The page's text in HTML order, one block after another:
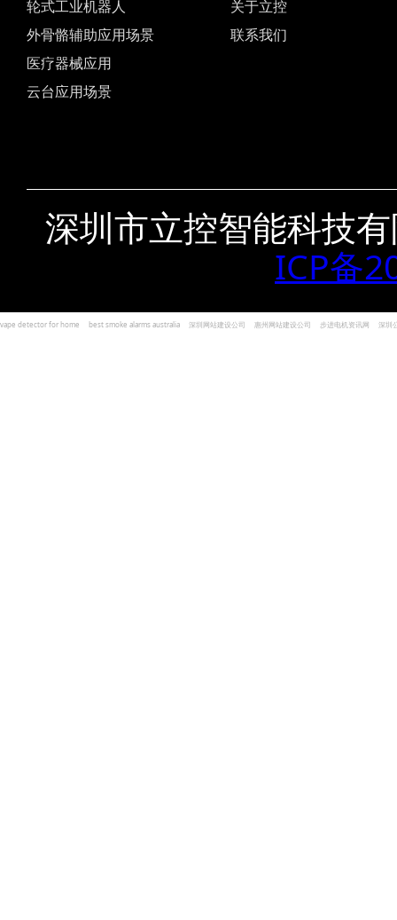
轮式工业机器人
外骨骼辅助应用场景
医疗器械应用
云台应用场景
关于立控
联系我们
深圳市立控智能科技
ICP备
vape detector for home best smoke alarms australia 深圳网站建设公司 惠州网站建设公司 步进电机资讯网 深圳